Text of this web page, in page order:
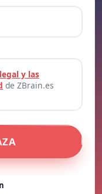
y las
de ZBrain.es